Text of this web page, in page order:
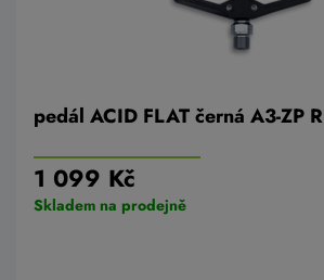
pedál ACID FLAT černá A3-ZP R
1 099 Kč
Skladem na prodejně